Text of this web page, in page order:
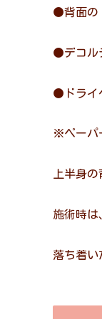
●背面の
●デコル
●ドライ
※ペーパ
上半身
施術時
落ち着い